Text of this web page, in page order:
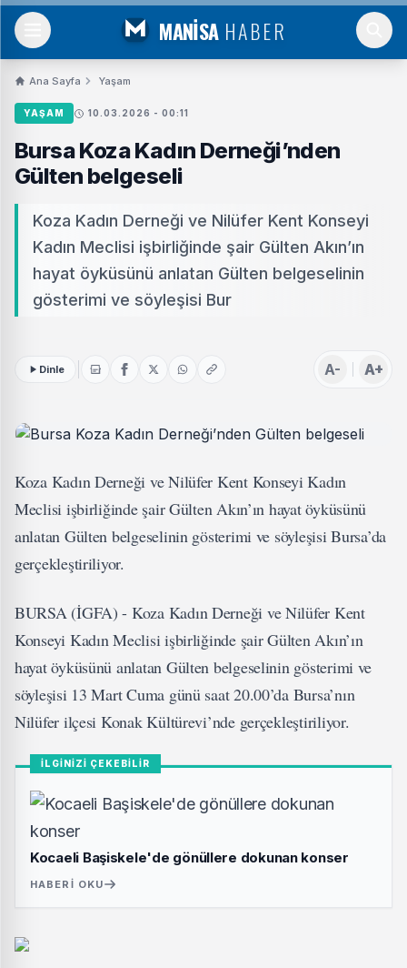
MANİSA HABER
Ana Sayfa Yaşam
YAŞAM 10.03.2026 - 00:11
Bursa Koza Kadın Derneği’nden
Gülten belgeseli
Koza Kadın Derneği ve Nilüfer Kent Konseyi
Kadın Meclisi işbirliğinde şair Gülten Akın’ın
hayat öyküsünü anlatan Gülten belgeselinin
gösterimi ve söyleşisi Bur
Dinle A- A+
Koza Kadın Derneği ve Nilüfer Kent Konseyi Kadın
Meclisi işbirliğinde şair Gülten Akın’ın hayat öyküsünü
anlatan Gülten belgeselinin gösterimi ve söyleşisi Bursa’da
gerçekleştiriliyor.
BURSA (İGFA) - Koza Kadın Derneği ve Nilüfer Kent
Konseyi Kadın Meclisi işbirliğinde şair Gülten Akın’ın
hayat öyküsünü anlatan Gülten belgeselinin gösterimi ve
söyleşisi 13 Mart Cuma günü saat 20.00’da Bursa’nın
Nilüfer ilçesi Konak Kültürevi’nde gerçekleştiriliyor.
İLGİNİZİ ÇEKEBİLİR
Kocaeli Başiskele'de gönüllere dokunan konser
HABERI OKU